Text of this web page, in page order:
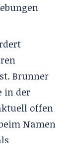
Brunner
in der
offen
Namen